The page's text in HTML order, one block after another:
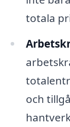
totala
och